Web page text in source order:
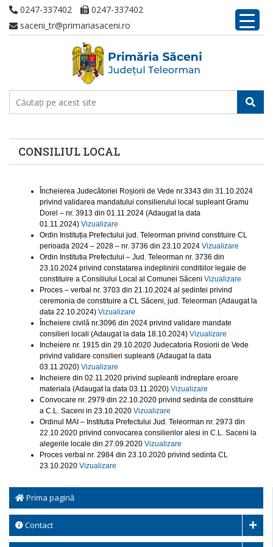
0247-337402
0247-337402
saceni_tr@primariasaceni.ro
CONSILIUL LOCAL
Prima pagină
Contact
Încheierea Judecătoriei Roșiorii de Vede nr.3343 din 31.10.2024
privind validarea mandatului consilierului local supleant Gramu
Dorel – nr. 3913 din 01.11.2024 (Adaugat la data
01.11.2024) Vizualizare
Ordin Instituția Prefectului jud. Teleorman privind constituire CL
perioada 2024 – 2028 – nr. 3736 din 23.10.2024 Vizualizare
Ordin Institutia Prefectului – Jud. Teleorman nr. 3736 din
23.10.2024 privind constatarea indeplinirii conditiilor legale de
constituire a Consiliului Local al Comunei Săceni Vizualizare
Proces – verbal nr. 3703 din 21.10.2024 al ședintei privind
ceremonia de constituire a CL Săceni, jud. Teleorman (Adaugat la
data 22.10.2024) Vizualizare
Încheiere civilă nr.3096 din 2024 privind validare mandate
consilieri locali (Adaugat la data 18.10.2024) Vizualizare
Incheiere nr. 1915 din 29.10.2020 Judecatoria Rosiorii de Vede
privind validare consilieri supleanti (Adaugat la data
03.11.2020) Vizualizare
Incheiere din 02.11.2020 privind supleanti indreptare eroare
materiala (Adaugat la data 03.11.2020) Vizualizare
Convocare nr. 2979 din 22.10.2020 privind sedinta de constituire
a C.L. Saceni in 23.10.2020 Vizualizare
Ordinul MAI – Institutia Prefectului Jud. Teleorman nr. 2973 din
22.10.2020 privind convocarea consilierilor alesi in C.L. Saceni la
alegerile locale din 27.09.2020 Vizualizare
Proces verbal nr. 2984 din 23.10.2020 privind sedinta CL
23.10.2020 Vizualizare